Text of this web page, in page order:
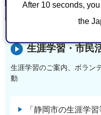
After 10 seconds,
the
生涯学習・市民
生涯学習のご案内、ボラン
動
「静岡市の生涯学